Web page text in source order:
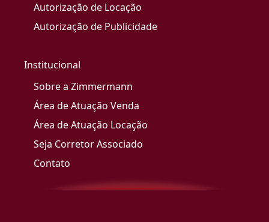
Autorização de Locação
Autorização de Publicidade
Institucional
Sobre a Zimmermann
Área de Atuação Venda
Área de Atuação Locação
Seja Corretor Associado
Contato